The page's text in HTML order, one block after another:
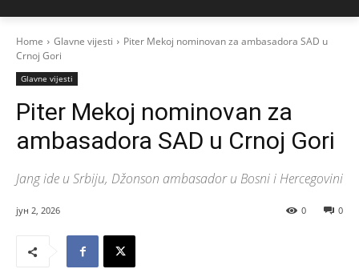
Home Glavne vijesti
Piter Mekoj nominovan za ambasadora SAD u
Crnoj Gori
Glavne vijesti
Piter Mekoj nominovan za
ambasadora SAD u Crnoj Gori
Jang ide u Srbiju, Džonson ambasador u Bosni i Hercegovini
јун 2, 2026 0
0